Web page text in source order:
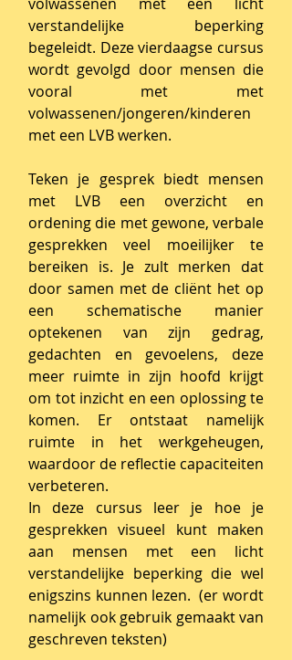
verstandelijke beperking
begeleidt. Deze vierdaagse cursus
wordt gevolgd door mensen die
vooral met met
volwassenen/jongeren/kinderen
met een LVB werken.
Teken je gesprek biedt mensen
met LVB een overzicht en
ordening die met gewone, verbale
gesprekken veel moeilijker te
bereiken is. Je zult merken dat
door samen met de cliënt het op
een schematische manier
optekenen van zijn gedrag,
gedachten en gevoelens, deze
meer ruimte in zijn hoofd krijgt
om tot inzicht en een oplossing te
komen. Er ontstaat namelijk
ruimte in het werkgeheugen,
waardoor de reflectie capaciteiten
verbeteren.
In deze cursus leer je hoe je
gesprekken visueel kunt maken
aan mensen met een licht
verstandelijke beperking die wel
enigszins kunnen lezen. (er wordt
namelijk ook gebruik gemaakt van
geschreven teksten)